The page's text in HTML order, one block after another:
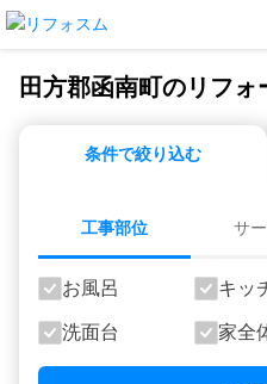
田方郡函南町のリフ
条件で絞り込む
工事部位 サ
お風呂 キッ
洗面台 家全